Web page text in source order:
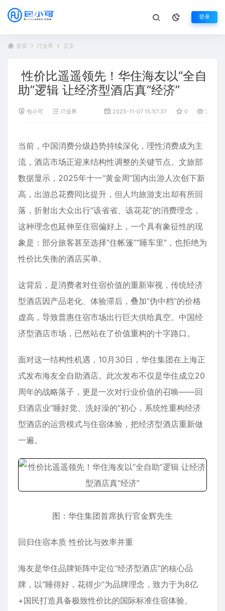
登录
首页 IT业界 正文
性价比遥遥领先！华住海友以“全自
助”逻辑 让经济型酒店真“经济”
包小可 IT业界 2025-11-07 15:57:37 0 317
当前，中国消费分级趋势持续深化，理性消费成为主
流，酒店市场正迎来结构性调整的关键节点。文旅部
数据显示，2025年十一“黄金周”国内出游人次创下新
高，出游总花费同比提升，但人均旅游支出却有所回
落，折射出大众出行“该省省、该花花”的消费理念，
这种理念也延伸至住宿偏好上，一个具有象征性的现
象是：部分旅客甚至选择“住帐篷”“睡车里”，也拒绝为
性价比失衡的酒店买单。
这背后，是消费者对住宿价值的重新审视，传统经济
型酒店因产品老化、体验滞后，叠加“伪中档”的价格
虚高，导致普惠住宿市场出行巨大供给真空。中国经
济型酒店市场，已然站在了价值重构的十字路口。
面对这一结构性机遇，10月30日，华住集团在上海正
式发布海友全自助酒店。此次发布不仅是华住成立20
周年的战略落子，更是一次对行业价值的召唤——回
归酒店业“睡好觉、洗好澡的”初心，系统性重构经济
型酒店的运营模式与住宿体验，把经济型酒店重新做
一遍。
图：华住集团首席执行官金辉先生
回归住宿本质 性价比与效率并重
海友是华住品牌矩阵中定位“经济型酒店”的核心品
牌，以“睡得好，花得少”为品牌理念，致力于为8亿
+国民打造具备极致性价比的国际标准住宿体验。